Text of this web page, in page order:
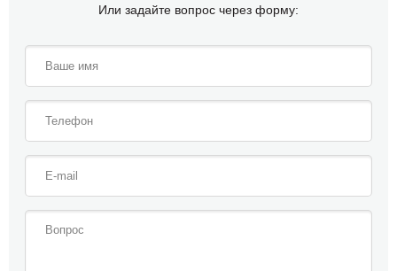
Или задайте вопрос через форму: